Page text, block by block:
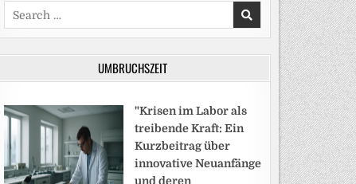
Search
for:
UMBRUCHSZEIT
"Krisen im Labor als
treibende Kraft: Ein
Kurzbeitrag über
innovative Neuanfänge
und deren